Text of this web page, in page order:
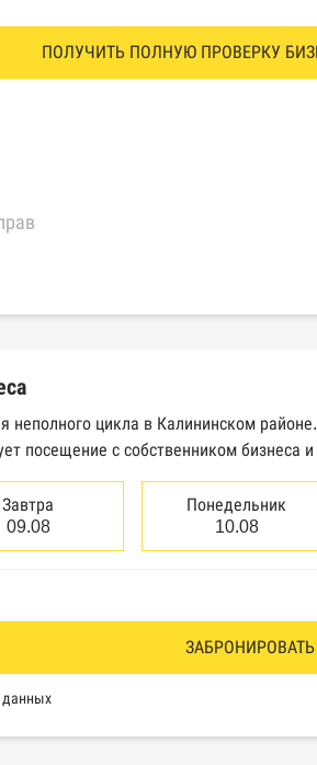
ПОЛУЧИТЬ ПОЛНУЮ ПРОВЕРКУ
налоговой службы России
арбитражного суда
о банкротстве
о банкротстве физических
обслуживания Роспатента
Федеральной службы
эмитентами ценных бумаг
Росздравнадзор, Рособрнадзор,
неполного цикла в Калининском
посещение с собственником бизнеса
Завтра
09.08
Понедельник
10.08
ЗАБРОНИРОВАТЬ
данных